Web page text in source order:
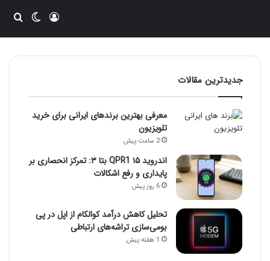
ورودتغییر
جدیدترین مقالات
معرفی بهترین برندهای ایرانی برای خرید
تلویزیون
2 ساعت پیش
اندروید ۱۵ QPR1 بتا ۳: تمرکز انحصاری بر
پایداری و رفع اشکالات
6 روز پیش
تحلیل کاهش درآمد کوالکام از اپل در پی
بومی‌سازی تراشه‌های ارتباطی
1 هفته پیش